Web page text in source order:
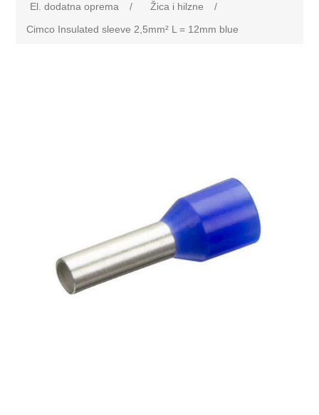
El. dodatna oprema
/ Žica i hilzne
/
Cimco Insulated sleeve 2,5mm² L = 12mm blue